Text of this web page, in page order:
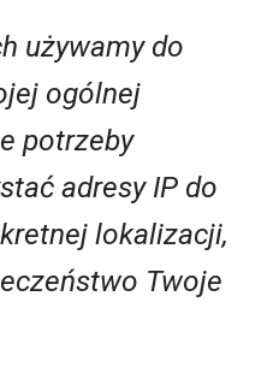
używamy do
ogólnej
potrzeby
adresy IP do
lokalizacji,
Twoje